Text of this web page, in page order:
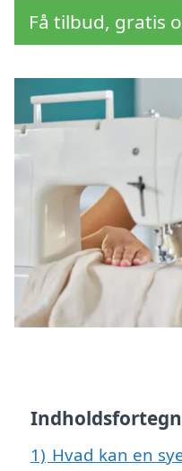
Få tilbud, gratis
1) Hvad kan en